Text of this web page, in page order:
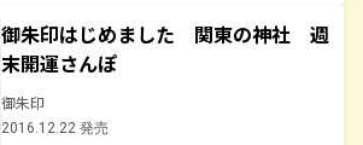
御朱印はじめました 関東の神社 週
末開運さんぽ
御朱印
2016.12.22 発売